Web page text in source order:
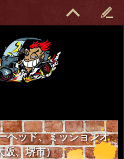
ヘッド、ミッションオ
阪、堺市）